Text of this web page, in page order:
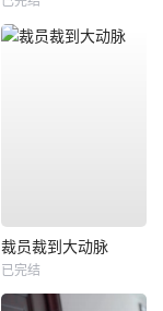
裁员裁到大动脉
已完结